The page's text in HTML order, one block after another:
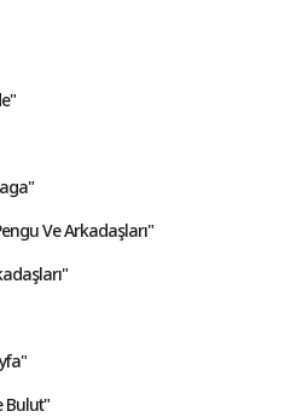
Ve Arkadaşları"
Bulut"